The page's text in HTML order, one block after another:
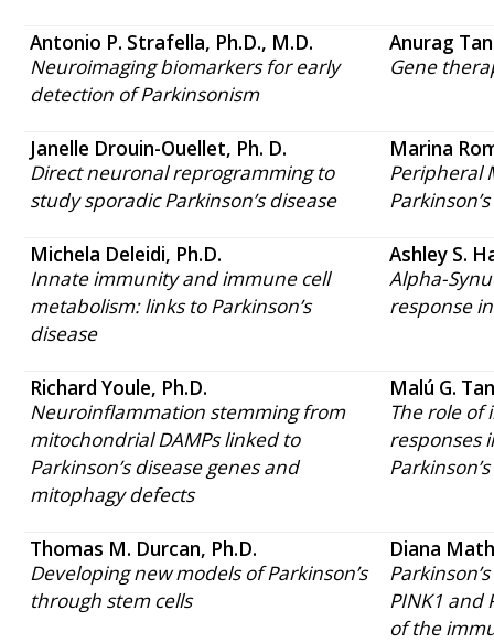
Antonio P. Strafella, Ph.D., M.D.
Neuroimaging biomarkers for early
detection of Parkinsonism
Anurag
Gene
Janelle Drouin-Ouellet, Ph. D.
Direct neuronal reprogramming to
study sporadic Parkinson’s disease
Marina
Peripheral
Michela Deleidi, Ph.D.
Innate immunity and immune cell
metabolism: links to Parkinson’s
disease
Ashley S.
Alpha-
response
Richard Youle, Ph.D.
Neuroinflammation stemming from
mitochondrial DAMPs linked to
Parkinson’s disease genes and
mitophagy defects
Malú G.
The role
responses
Thomas M. Durcan, Ph.D.
Developing new models of Parkinson’s
through stem cells
Diana
PINK1 and
of the